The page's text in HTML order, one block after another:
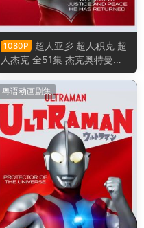
1080P
超人亚乡 超人积克 超
人杰克 全51集 杰克奥特曼粤
语版
粤语动画剧集